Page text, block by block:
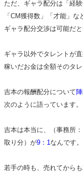
ただ、ギャラ配分は「経
「CM獲得数」「才能」
ギャラ配分交渉は可能だと
ギャラ以外でタレントが
稼いだお金は全額そのタ
吉本の報酬配分について
次のように語っています。
吉本は本当に、（事務所
取り分）が9：1なんです。
若手の時も、売れてからも